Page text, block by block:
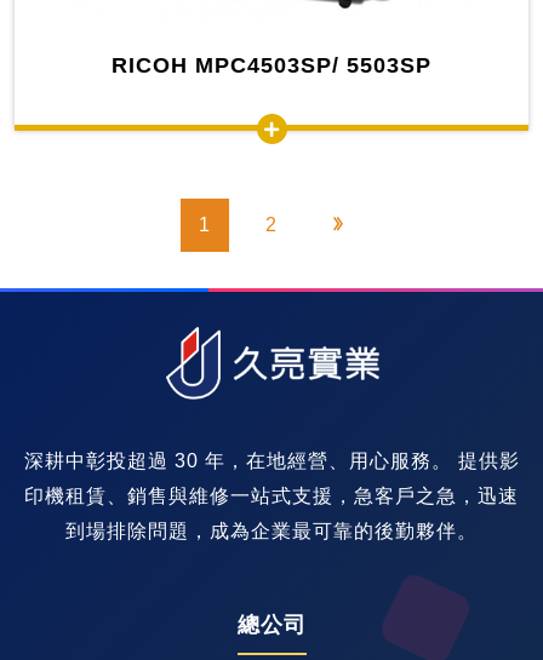
RICOH MPC4503SP/ 5503SP
1 2
深耕中彰投超過 30 年，在地經營、用心服務。 提供影
印機租賃、銷售與維修一站式支援，急客戶之急，迅速
到場排除問題，成為企業最可靠的後勤夥伴。
總公司